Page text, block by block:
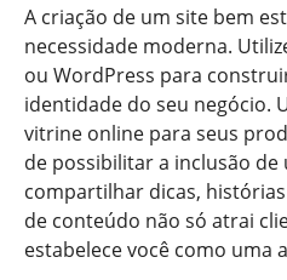
A criação de um site bem
necessidade moderna.
ou WordPress para
identidade do seu negócio.
vitrine online para seus
de possibilitar a inclusão
compartilhar dicas,
de conteúdo não só atrai
estabelece você como uma